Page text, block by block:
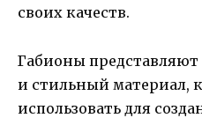
своих качеств.
Габионы
и стильный материал,
использовать для